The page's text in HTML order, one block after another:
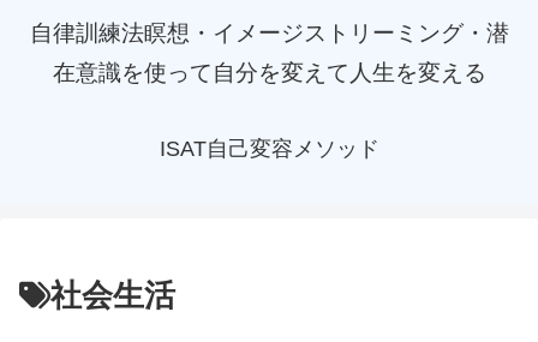
自律訓練法瞑想・イメージストリーミング・潜
在意識を使って自分を変えて人生を変える
ISAT自己変容メソッド
社会生活